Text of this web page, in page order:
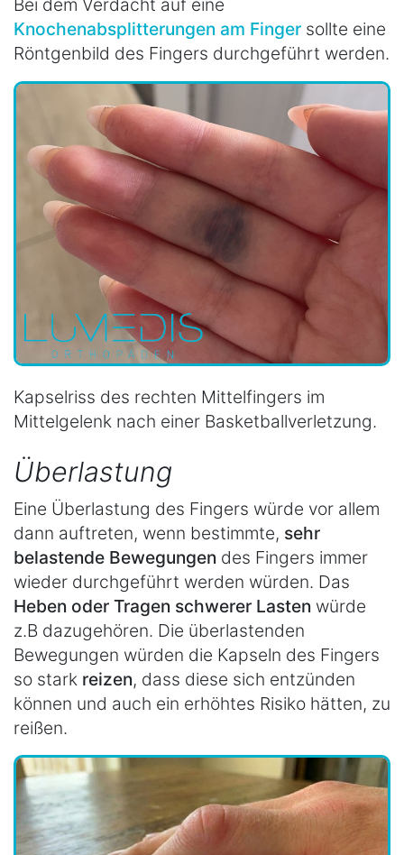
Bei dem Verdacht auf eine
Knochenabsplitterungen am Finger sollte eine
Röntgenbild des Fingers durchgeführt werden.
Kapselriss des rechten Mittelfingers im
Mittelgelenk nach einer Basketballverletzung.
Überlastung
Eine Überlastung des Fingers würde vor allem
dann auftreten, wenn bestimmte, sehr
belastende Bewegungen des Fingers immer
wieder durchgeführt werden würden. Das
Heben oder Tragen schwerer Lasten würde
z.B dazugehören. Die überlastenden
Bewegungen würden die Kapseln des Fingers
so stark reizen, dass diese sich entzünden
können und auch ein erhöhtes Risiko hätten, zu
reißen.